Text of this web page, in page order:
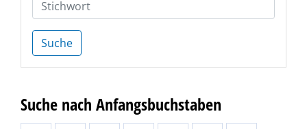
Suche
Suche nach Anfangsbuchstaben